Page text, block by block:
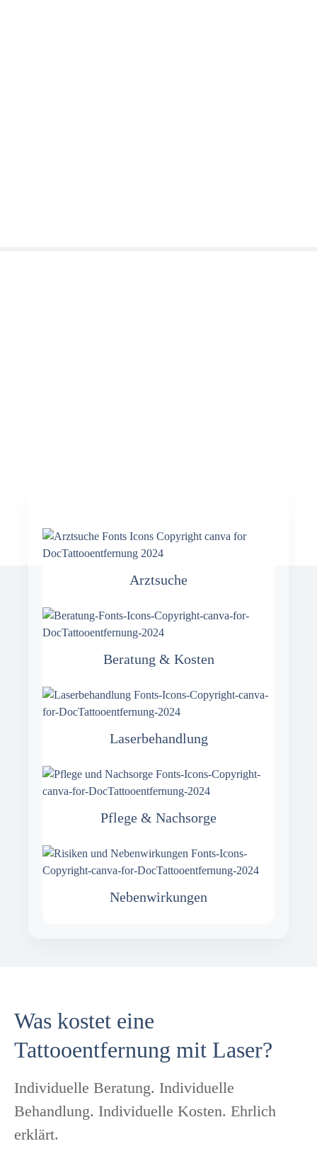
Arztsuche
Beratung & Kosten
Laserbehandlung
Pflege & Nachsorge
Nebenwirkungen
Was kostet eine
Tattooentfernung mit Laser?
Individuelle Beratung. Individuelle
Behandlung. Individuelle Kosten. Ehrlich
erklärt.